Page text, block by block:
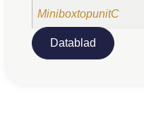
MiniboxtopunitC
Datablad